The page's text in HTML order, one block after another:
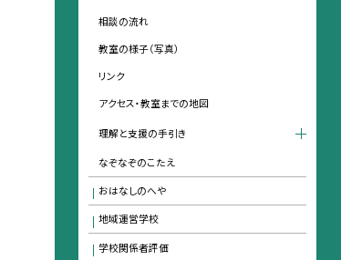
相談の流れ
教室の様子（写真）
リンク
アクセス・教室までの地図
理解と支援の手引き
なぞなぞのこたえ
おはなしのへや
地域運営学校
学校関係者評価